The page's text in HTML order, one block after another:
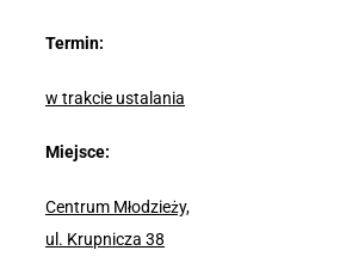
Termin:
w trakcie ustalania
Miejsce:
Centrum Młodzieży,
ul. Krupnicza 38